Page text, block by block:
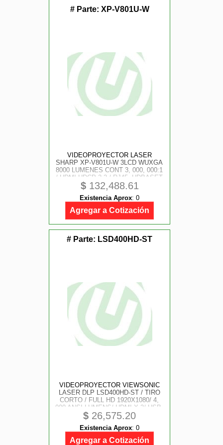
# Parte: XP-V801U-W
VIDEOPROYECTOR LASER
SHARP XP-V801U-W 3LCD WUXGA
8000 LUMENES CONT 3, 000, 000:1
/ HDMI-HDCP 2.2 / RJ45, HDBASET
W/ HDCP 20, 000 HRS
***REQUIERE DE LENTE***
$132,488.61
Existencia Aprox: 0
Agregar a Cotización
# Parte: LSD400HD-ST
VIDEOPROYECTOR VIEWSONIC
LASER DLP LSD400HD-ST / TIRO
CORTO / FULL HD 1920X1080/ 4,
000 ANSI LUMENS/ HDMI X 2/ USB-
A/ 30, 000 HORAS/ USO 24 HORAS
7 DIAS
$ 26,575.20
Existencia Aprox: 0
Agregar a Cotización